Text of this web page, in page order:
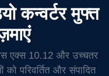
कन्वर्टर मुफ्त
एक्स 10.12 और उच्चतर
परिवर्तित और संपादित